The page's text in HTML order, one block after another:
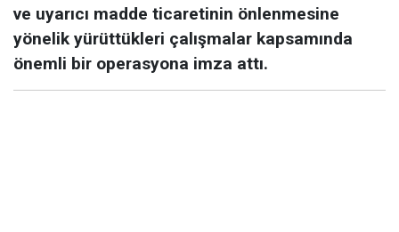
ve uyarıcı madde ticaretinin önlenmesine
yönelik yürüttükleri çalışmalar kapsamında
önemli bir operasyona imza attı.